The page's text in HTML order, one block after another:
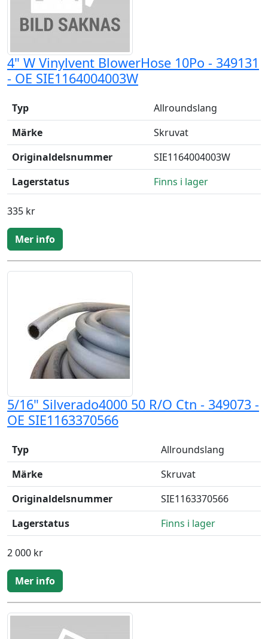
4" W Vinylvent BlowerHose 10Po - 349131
- OE SIE1164004003W
Typ
Allroundslang
Märke
Skruvat
Originaldelsnummer
SIE1164004003W
Lagerstatus
Finns i lager
335 kr
Mer info
5/16" Silverado4000 50 R/O Ctn - 349073 -
OE SIE1163370566
Typ
Allroundslang
Märke
Skruvat
Originaldelsnummer
SIE1163370566
Lagerstatus
Finns i lager
2 000 kr
Mer info